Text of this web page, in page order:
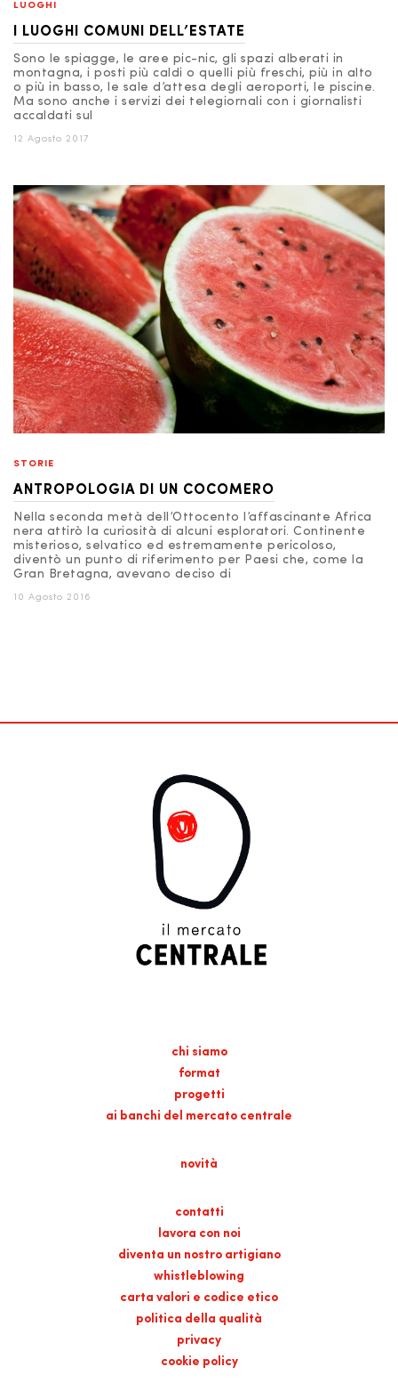
LUOGHI
I LUOGHI COMUNI DELL’ESTATE
Sono le spiagge, le aree pic-nic, gli spazi alberati in
montagna, i posti più caldi o quelli più freschi, più in alto
o più in basso, le sale d’attesa degli aeroporti, le piscine.
Ma sono anche i servizi dei telegiornali con i giornalisti
accaldati sul
12 Agosto 2017
STORIE
ANTROPOLOGIA DI UN COCOMERO
Nella seconda metà dell’Ottocento l’affascinante Africa
nera attirò la curiosità di alcuni esploratori. Continente
misterioso, selvatico ed estremamente pericoloso,
diventò un punto di riferimento per Paesi che, come la
Gran Bretagna, avevano deciso di
10 Agosto 2016
chi siamo
format
progetti
ai banchi del mercato centrale
novità
contatti
lavora con noi
diventa un nostro artigiano
whistleblowing
carta valori e codice etico
politica della qualità
privacy
cookie policy